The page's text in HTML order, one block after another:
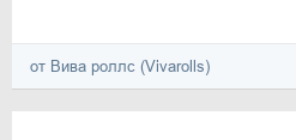
от Вива роллс (Vivarolls)